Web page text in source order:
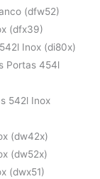
(dfw52)
(dfx39)
Inox (di80x)
Portas 454l
542l Inox
(dw42x)
(dw52x)
(dwx51)